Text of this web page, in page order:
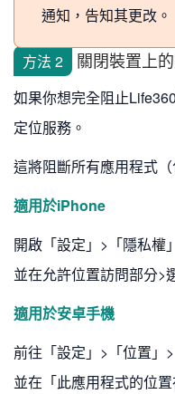
通知，告知其更改。
方法 2 關閉裝置上
如果你想完全阻止
定位服務。
這將阻斷所有應用程式
適用於iPhone
開啟「設定」>「隱私權
並在允許位置訪問部分>
適用於安卓手機
前往「設定」>「位置」
並在「此應用程式的位